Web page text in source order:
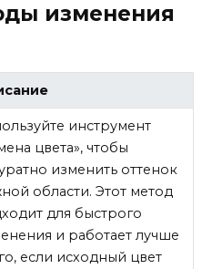
изменения
инструмент
цвета», чтобы
изменить оттенок
области. Этот метод
для быстрого
и работает лучше
если исходный цвет